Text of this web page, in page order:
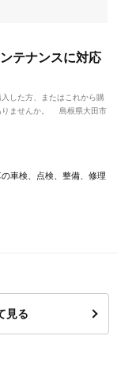
テナンスに対応
した方、またはこれから購
りませんか。 島根県大田市
車検、点検、整備、修理
見る